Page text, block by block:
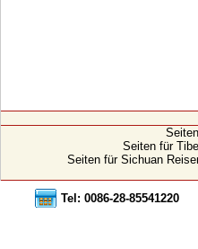
Seiten für
Seiten für Sichuan
Tel: 0086-28-85541220